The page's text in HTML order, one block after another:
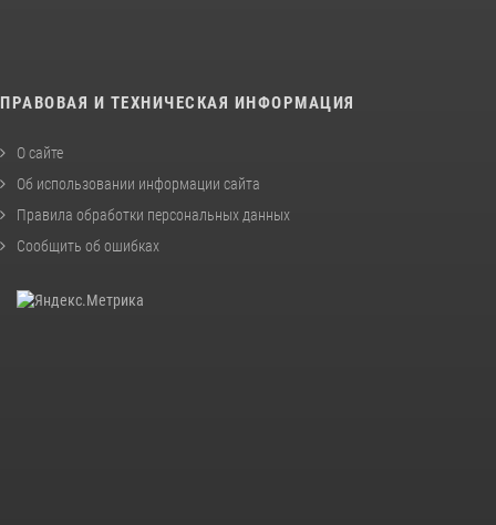
ПРАВОВАЯ И ТЕХНИЧЕСКАЯ ИНФОРМАЦИЯ
О сайте
Об использовании информации сайта
Правила обработки персональных данных
Сообщить об ошибках